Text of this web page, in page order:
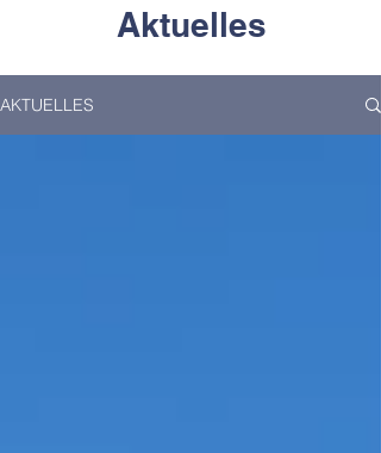
Aktuelles
AKTUELLES